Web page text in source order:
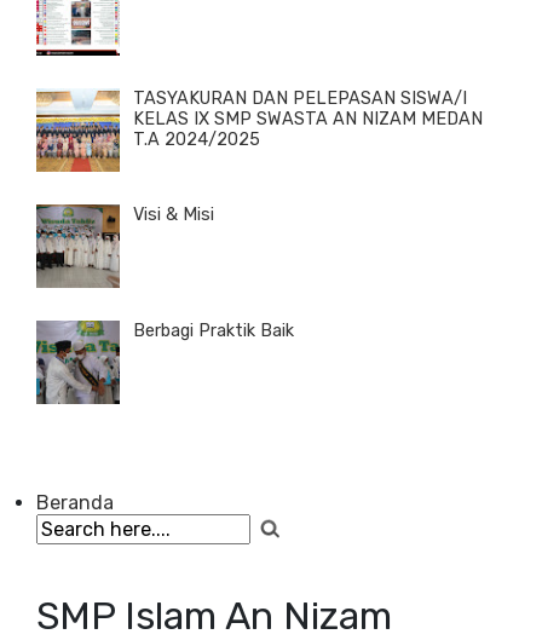
TASYAKURAN DAN PELEPASAN SISWA/I
KELAS IX SMP SWASTA AN NIZAM MEDAN
T.A 2024/2025
Visi & Misi
Berbagi Praktik Baik
Beranda
SMP Islam An Nizam